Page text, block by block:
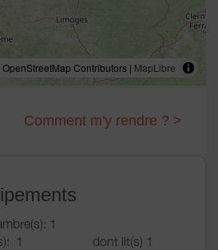
Contributors | MapLibre
Comment m'y rendre ? >
1
1
dont lit(s) 1